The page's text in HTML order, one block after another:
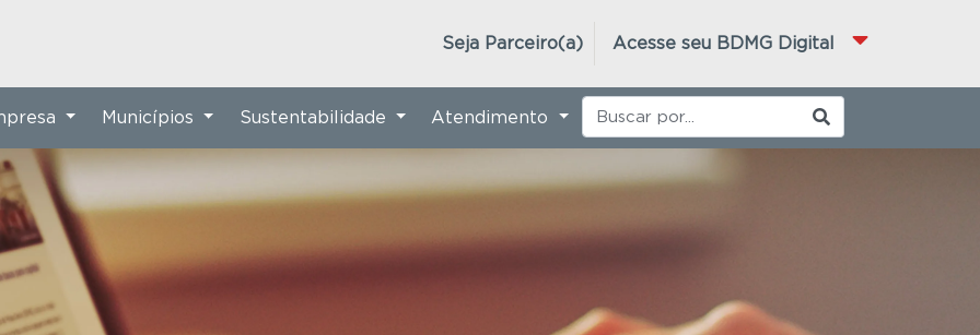
Acesse seu BDMG Digital
Seja Parceiro(a)
Municípios Sustentabilidade Atendimento